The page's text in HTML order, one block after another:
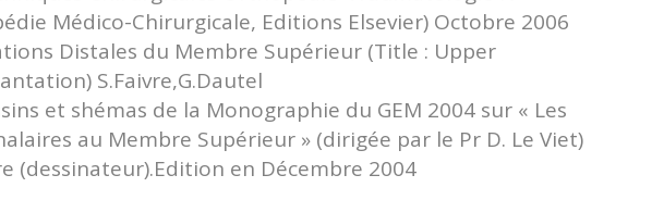
Médico-Chirurgicale, Editions Elsevier) Octobre 2006
Distales du Membre Supérieur (Title : Upper
S.Faivre,G.Dautel
et shémas de la Monographie du GEM 2004 sur « Les
au Membre Supérieur » (dirigée par le Pr D. Le Viet)
(dessinateur).Edition en Décembre 2004